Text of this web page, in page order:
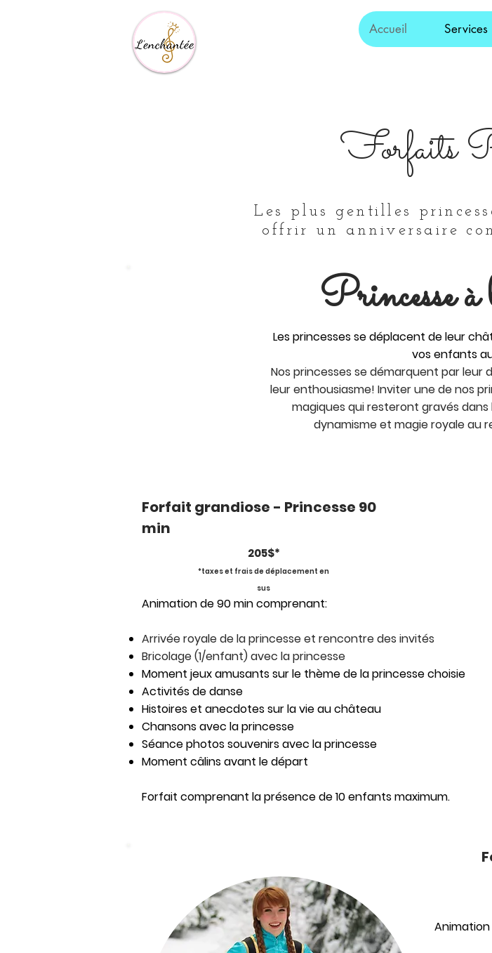
Accueil Services
Forfaits
Les plus gentilles
offrir un anniversaire
Princesse
Les princesses se déplacent de leur
vos enfants
Nos princesses se démarquent par leur
leur enthousiasme! Inviter une de nos
magiques qui resteront gravés dans
dynamisme et magie royale au
Forfait grandiose - Princesse 90
min
205$*
*taxes et frais de déplacement en
sus
Animation de 90 min comprenant:
Arrivée royale de la princesse et rencontre des invités
Bricolage (1/enfant) avec la princesse
Moment jeux amusants sur le thème de la princesse choisie
Activités de danse
Histoires et anecdotes sur la vie au château
Chansons avec la princesse
Séance photos souvenirs avec la princesse
Moment câlins avant le départ
Forfait comprenant la présence de 10 enfants maximum.